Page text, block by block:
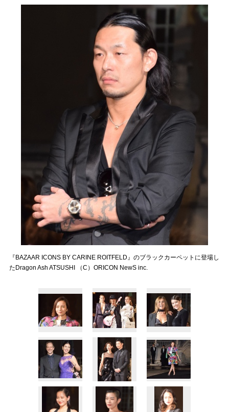
『BAZAAR ICONS BY CARINE ROITFELD』のブラックカーペットに登場し
たDragon Ash ATSUSHI （C）ORICON NewS inc.